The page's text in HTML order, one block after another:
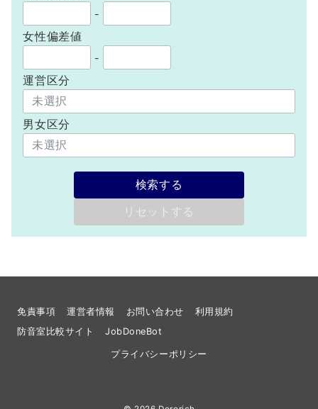
-
女性偏差値
-
運営区分
男女区分
検索する
リセットする
免責事項 運営者情報 お問い合わせ
利用規約
防音室比較サイト
JobDoneBot
プライバシーポリシー